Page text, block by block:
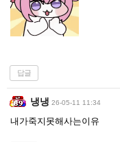
답글
냉냉 26-05-11 11:34
내가죽지못해사는이유